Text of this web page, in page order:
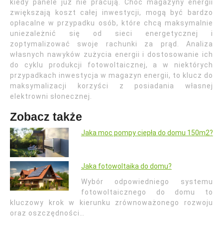
kiedy panele już nie pracują. Choć magazyny energii
zwiększają koszt całej inwestycji, mogą być bardzo
opłacalne w przypadku osób, które chcą maksymalnie
uniezależnić się od sieci energetycznej i
zoptymalizować swoje rachunki za prąd. Analiza
własnych nawyków zużycia energii i dostosowanie ich
do cyklu produkcji fotowoltaicznej, a w niektórych
przypadkach inwestycja w magazyn energii, to klucz do
maksymalizacji korzyści z posiadania własnej
elektrowni słonecznej.
Zobacz także
Jaka moc pompy ciepła do domu 150m2?
Jaka fotowoltaika do domu?
Wybór odpowiedniego systemu
fotowoltaicznego do domu to
kluczowy krok w kierunku zrównoważonego rozwoju
oraz oszczędności…